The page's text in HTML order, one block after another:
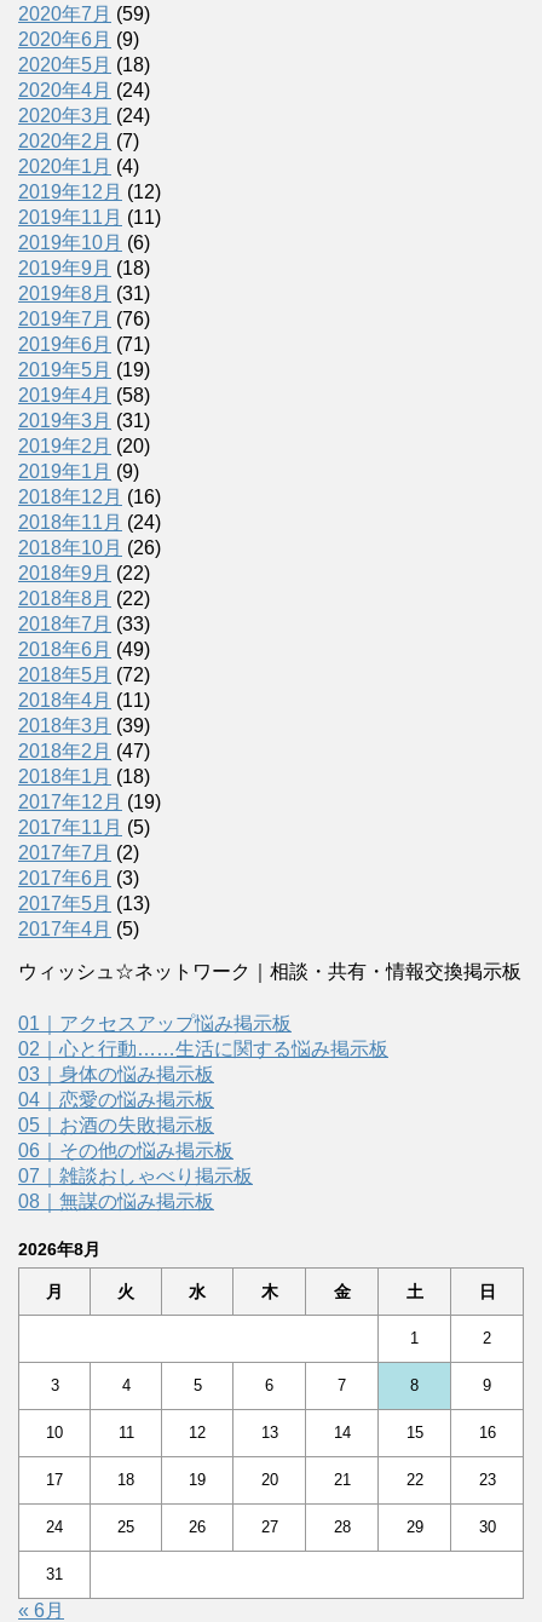
2020年7月 (59)
2020年6月 (9)
2020年5月 (18)
2020年4月 (24)
2020年3月 (24)
2020年2月 (7)
2020年1月 (4)
2019年12月 (12)
2019年11月 (11)
2019年10月 (6)
2019年9月 (18)
2019年8月 (31)
2019年7月 (76)
2019年6月 (71)
2019年5月 (19)
2019年4月 (58)
2019年3月 (31)
2019年2月 (20)
2019年1月 (9)
2018年12月 (16)
2018年11月 (24)
2018年10月 (26)
2018年9月 (22)
2018年8月 (22)
2018年7月 (33)
2018年6月 (49)
2018年5月 (72)
2018年4月 (11)
2018年3月 (39)
2018年2月 (47)
2018年1月 (18)
2017年12月 (19)
2017年11月 (5)
2017年7月 (2)
2017年6月 (3)
2017年5月 (13)
2017年4月 (5)
ウィッシュ☆ネットワーク｜相談・共有・情報交換掲示板
01｜アクセスアップ悩み掲示板
02｜心と行動……生活に関する悩み掲示板
03｜身体の悩み掲示板
04｜恋愛の悩み掲示板
05｜お酒の失敗掲示板
06｜その他の悩み掲示板
07｜雑談おしゃべり掲示板
08｜無謀の悩み掲示板
2026年8月
月 火 水 木 金 土 日
1 2
3 4 5 6 7 8 9
10 11 12 13 14 15 16
17 18 19 20 21 22 23
24 25 26 27 28 29 30
31
« 6月